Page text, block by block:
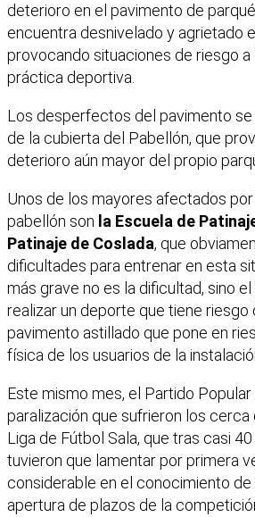
deterioro en el pavimento de
encuentra desnivelado y agrietado
provocando situaciones de riesgo a
práctica deportiva.
Los desperfectos del pavimento se
de la cubierta del Pabellón, que
deterioro aún mayor del propio
Unos de los mayores afectados
pabellón son la Escuela de
Patinaje de Coslada, que
dificultades para entrenar en esta
más grave no es la dificultad, sino
realizar un deporte que tiene riesgo
pavimento astillado que pone en
física de los usuarios de la
Este mismo mes, el Partido
paralización que sufrieron los cerca
Liga de Fútbol Sala, que tras casi
tuvieron que lamentar por primera
considerable en el conocimiento
apertura de plazos de la